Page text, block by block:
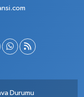
Durumu